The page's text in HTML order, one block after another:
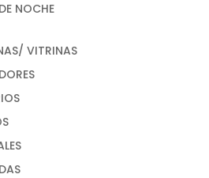
NOCHE
VITRINAS